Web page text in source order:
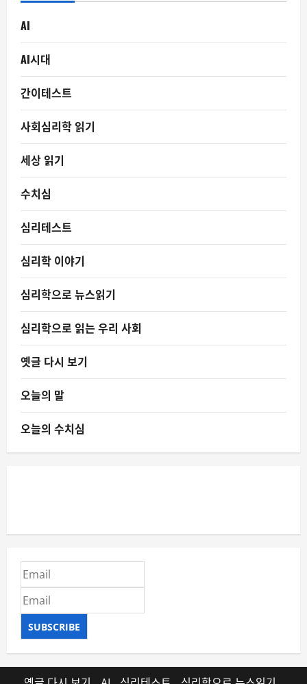
AI
AI시대
간이테스트
사회심리학 읽기
세상 읽기
수치심
심리테스트
심리학 이야기
심리학으로 뉴스읽기
심리학으로 읽는 우리 사회
옛글 다시 보기
오늘의 말
오늘의 수치심
SUBSCRIBE